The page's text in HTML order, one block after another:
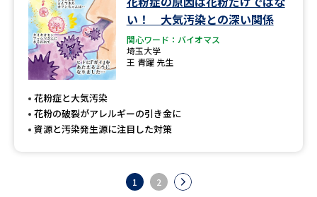
い！ 大気汚染との深い関係
関心ワード：バイオマス
埼玉大学
王 青躍 先生
花粉症と大気汚染
花粉の破裂がアレルギーの引き金に
資源と汚染発生源に注目した対策
1 2